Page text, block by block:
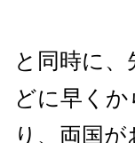
と同時に
どに早く
り、両国